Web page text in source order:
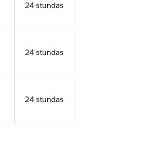
24 stundas
24 stundas
24 stundas